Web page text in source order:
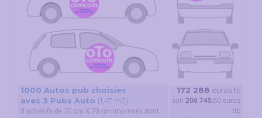
1000 Autos pub choisies
avec 3 Pubs Auto (1,47 m2)
3 adhésifs de 70 cm X 70 cm imprimés dont
172 288 euros ht
soit 206 745,60 euros
ttc